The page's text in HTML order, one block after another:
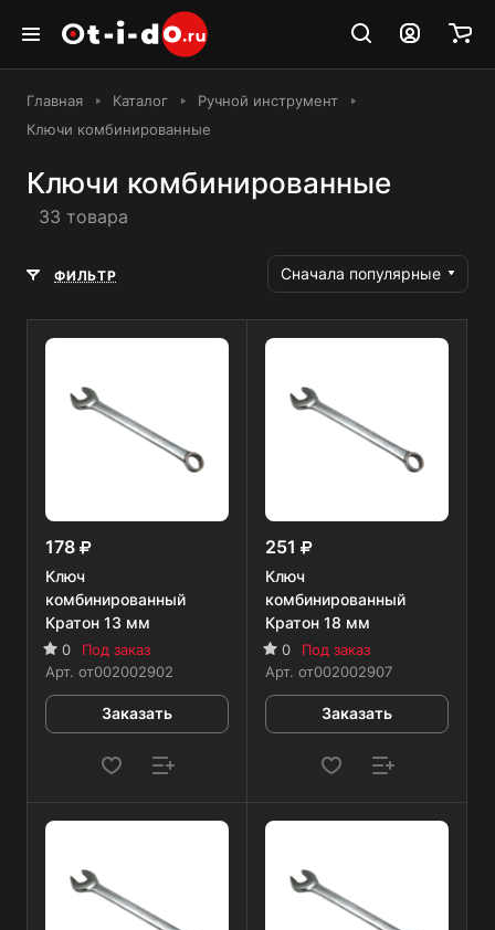
Главная Каталог
Ручной инструмент
Ключи комбинированные
Ключи комбинированные
33 товара
ФИЛЬТР Сначала популярные
178
Ключ
комбинированный
Кратон 13 мм
0
Под заказ
Арт. от002002902
Заказать
251
Ключ
комбинированный
Кратон 18 мм
0
Под заказ
Арт. от002002907
Заказать